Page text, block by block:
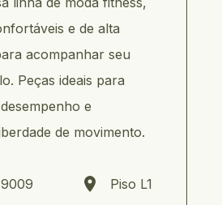
e de alta
acompanhar seu
Peças ideais para
e
de movimento.
Piso L1